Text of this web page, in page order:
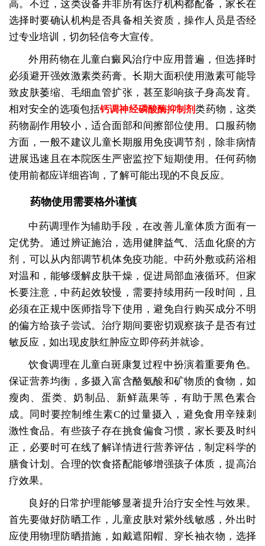
高。不过，这类设备并非所有医疗机构都配备，家长在
选择时要确认机构是否具备相关资质，操作人员是否经
过专业培训，切勿轻信夸大宣传。
外用药物在儿童白癜风治疗中应用普遍，但选择时
必须避开强效激素类药膏。长期大面积使用激素可能导
致皮肤萎缩、毛细血管扩张，甚至影响孩子身高发育。
相对安全的选项包括钙调神经磷酸酶抑制剂类药物，这类
药物副作用较小，适合面部和间擦部位使用。口服药物
方面，一般不建议儿童长期服用免疫调节剂，除非病情
进展迅速且在本院医生严密监控下短期使用。任何药物
使用前都应详细咨询，了解可能出现的不良反应。
药物使用需要格外谨慎
中药调理作为辅助手段，在改善儿童体质方面有一
定优势。通过辨证施治，选用健脾益气、活血化瘀的方
剂，可以从内部调节机体免疫功能。中药外敷或药浴相
对温和，能够缓解皮肤干燥，促进局部血液循环。但家
长要注意，中药起效较慢，需要持续用药一段时间，且
必须在正规中医师指导下使用，避免自行购买成分不明
的偏方给孩子尝试。治疗期间要密切观察孩子是否有过
敏反应，如出现皮肤红肿应立即停药并就诊。
饮食调理在儿童白斑康复过程中扮演着重要角色。
保证营养均衡，多摄入富含酪氨酸和矿物质的食物，如
瘦肉、蛋类、奶制品、新鲜蔬果等，有助于黑色素合
成。同时要控制维生素C的过量摄入，避免食用辛辣刺
激性食品。有些孩子存在挑食偏食习惯，家长要及时纠
正，必要时可在线了解详情进行营养评估，制定科学的
膳食计划。合理的饮食搭配能够增强孩子体质，提高治
疗效果。
良好的日常护理能够显著提升治疗安全性与效果。
首先要做好防晒工作，儿童皮肤对紫外线敏感，外出时
应使用物理防晒措施，如戴遮阳帽、穿长袖衣物，选择